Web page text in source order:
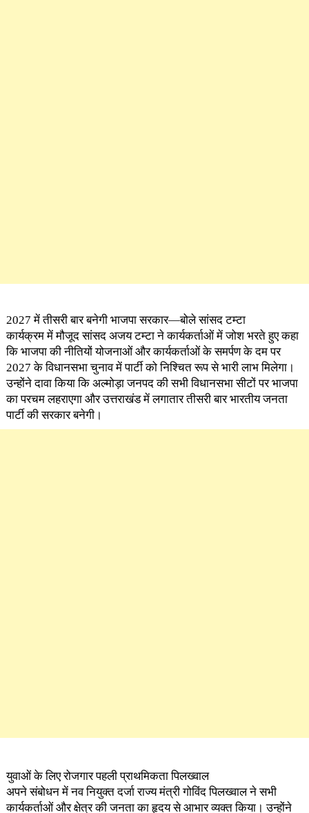
2027 में तीसरी बार बनेगी भाजपा सरकार—बोले सांसद टम्टा
कार्यक्रम में मौजूद सांसद अजय टम्टा ने कार्यकर्ताओं में जोश भरते हुए कहा
कि भाजपा की नीतियों योजनाओं और कार्यकर्ताओं के समर्पण के दम पर
2027 के विधानसभा चुनाव में पार्टी को निश्चित रूप से भारी लाभ मिलेगा।
उन्होंने दावा किया कि अल्मोड़ा जनपद की सभी विधानसभा सीटों पर भाजपा
का परचम लहराएगा और उत्तराखंड में लगातार तीसरी बार भारतीय जनता
पार्टी की सरकार बनेगी।
युवाओं के लिए रोजगार पहली प्राथमिकता पिलख्वाल
अपने संबोधन में नव नियुक्त दर्जा राज्य मंत्री गोविंद पिलख्वाल ने सभी
कार्यकर्ताओं और क्षेत्र की जनता का हृदय से आभार व्यक्त किया। उन्होंने